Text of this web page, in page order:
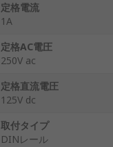
定格電流
1A
定格AC電圧
250V ac
定格直流電圧
125V dc
取付タイプ
DINレール